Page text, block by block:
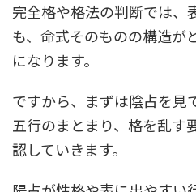
完全格や格法の判断では、
も、命式そのものの構造が
になります。
ですから、まずは陰占を見
五行のまとまり、格を乱す
認していきます。